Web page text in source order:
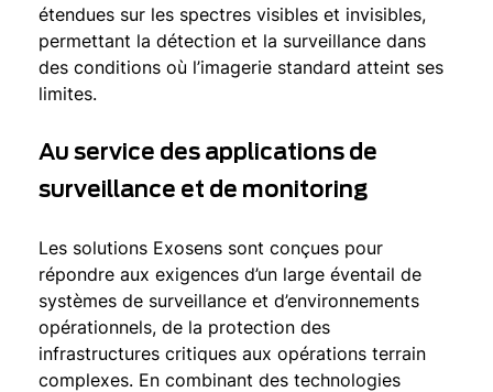
étendues sur les spectres visibles et invisibles,
permettant la détection et la surveillance dans
des conditions où l’imagerie standard atteint ses
limites.
Au service des applications de
surveillance et de monitoring
Les solutions Exosens sont conçues pour
répondre aux exigences d’un large éventail de
systèmes de surveillance et d’environnements
opérationnels, de la protection des
infrastructures critiques aux opérations terrain
complexes. En combinant des technologies